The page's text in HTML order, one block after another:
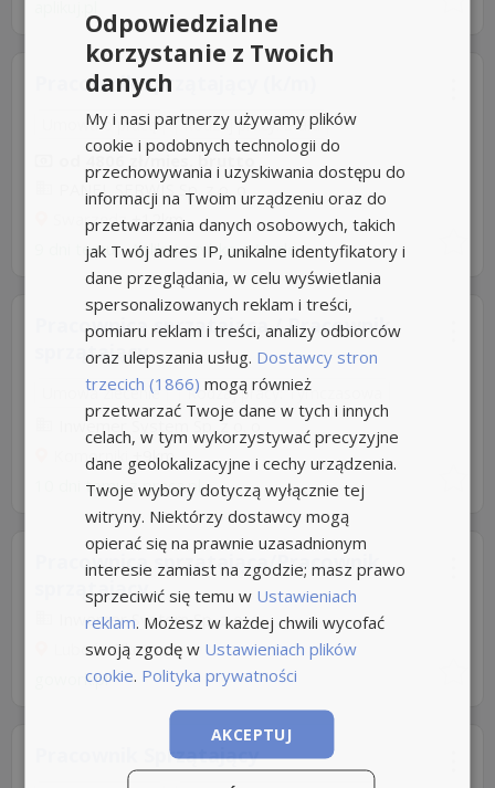
Pracownik sprzątający (k/m)
Umowa o pracę Rodzaj pracy: Stała
od 4806 zł/mies. brutto
PANEL SERWIS Sp. z o. o
Swarzędz+12km
9 dni temu -Aplikuj szybko z Nuzle
Pracownica sprzątająca / Pracownik
sprzątający...
Umowa zlecenie Rodzaj pracy: Tymczasowa
Inwemer System Sp. z o. o
Komorniki +9km
10 dni temu zpraca.pl
Pracownica sprzątająca/Pracownik
sprzątający...
Inwemer System Sp. z o. o
Luboń+7km
gowork.pl
Pracownik Sprzątający
Odpowiedzialne
korzystanie z Twoich
danych
My i nasi partnerzy używamy plików
cookie i podobnych technologii do
przechowywania i uzyskiwania dostępu do
informacji na Twoim urządzeniu oraz do
przetwarzania danych osobowych, takich
jak Twój adres IP, unikalne identyfikatory i
dane przeglądania, w celu wyświetlania
spersonalizowanych reklam i treści,
pomiaru reklam i treści, analizy odbiorców
oraz ulepszania usług. Dostawcy stron
trzecich (1866) mogą również
przetwarzać Twoje dane w tych i innych
celach, w tym wykorzystywać precyzyjne
dane geolokalizacyjne i cechy urządzenia.
Twoje wybory dotyczą wyłącznie tej
witryny. Niektórzy dostawcy mogą
opierać się na prawnie uzasadnionym
interesie zamiast na zgodzie; masz prawo
sprzeciwić się temu w Ustawieniach
reklam. Możesz w każdej chwili wycofać
swoją zgodę w Ustawieniach plików
cookie. Polityka prywatności
AKCEPTUJ